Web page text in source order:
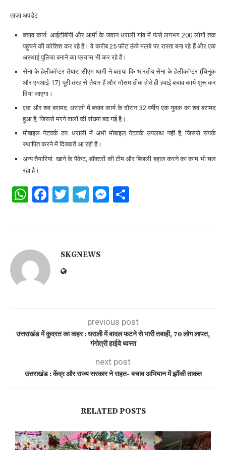
ताज़ा अपडेट
बचाव कार्य: आईटीबीपी और आर्मी के जवान धराली गांव में फंसे लगभग 200 लोगों तक
पहुंचने की कोशिश कर रहे हैं। वे करीब 25 फीट ऊंचे मलबे पर रास्ता बना रहे हैं और एक
अस्थाई पुलिया बनाने का प्रयास भी कर रहे हैं।
सेना के हेलीकॉप्टर तैयार: सीएम धामी ने बताया कि भारतीय सेना के हेलीकॉप्टर (चिनूक
और एमआई-17) पूरी तरह से तैयार हैं और मौसम ठीक होते ही हवाई बचाव कार्य शुरू कर
दिया जाएगा।
एक और शव बरामद: धराली में बचाव कार्य के दौरान 32 वर्षीय एक युवक का शव बरामद
हुआ है, जिससे मरने वालों की संख्या बढ़ गई है।
मोबाइल नेटवर्क ठप: धराली में अभी मोबाइल नेटवर्क उपलब्ध नहीं है, जिससे संपर्क
स्थापित करने में दिक्कतें आ रही हैं।
अन्य तैयारियां: खाने के पैकेट, डॉक्टरों की टीम और बिजली बहाल करने का काम भी चल
रहा है।
WhatsApp
Facebook
Twitter
Telegram
Messenger
SKGNEWS
previous post
उत्तराखंड में कुदरत का कहर : धराली में बादल फटने से भारी तबाही, 70 लोग लापत,
गंगोत्री हाईवे ध्वस्त
next post
उत्तराखंड : केंद्र और राज्य सरकार ने राहत- बचाव अभियान में झौंकी ताकत
RELATED POSTS